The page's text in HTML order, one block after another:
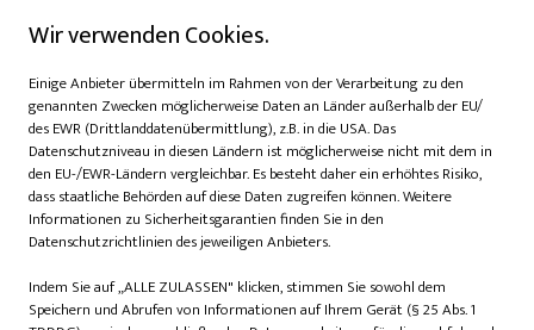
eindrucksvoll gelingt dies durch das Motiv der „Zwei
Tänzerinnen jene Gegensätze, die Frida Kahlo prägten: die
selbstbewusste öffentliche Figur und die verletzliche Frau
hinter der berühmten Fassade.
„Das Konzept der ‚Zwei Fridas‘ verdeutlicht die Dualität, die
Kahlos Existenz ausmachte: das öffentliche Bild, das sie der
Welt zeigte, und die privaten Herausforderungen, die sie zu
meistern hatte“, erklärt Gasa Valga. So entsteht ein
vielschichtiges Storytelling, das Fridas innere Konflikte
Wir verwenden Cookies.
Einige Anbieter übermitteln im Rahmen von der Verarbeitung zu den
genannten Zwecken möglicherweise Daten an Länder außerhalb der EU/
des EWR (Drittlanddatenübermittlung), z.B. in die USA. Das
Datenschutzniveau in diesen Ländern ist möglicherweise nicht mit dem in
den EU-/EWR-Ländern vergleichbar. Es besteht daher ein erhöhtes Risiko,
dass staatliche Behörden auf diese Daten zugreifen können. Weitere
Informationen zu Sicherheitsgarantien finden Sie in den
Datenschutzrichtlinien des jeweiligen Anbieters.
Indem Sie auf „ALLE ZULASSEN" klicken, stimmen Sie sowohl dem
Speichern und Abrufen von Informationen auf Ihrem Gerät (§ 25 Abs. 1